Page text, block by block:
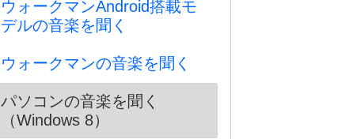
ウォークマンAndroid搭載モ
デルの音楽を聞く
ウォークマンの音楽を聞く
パソコンの音楽を聞く
（Windows 8）